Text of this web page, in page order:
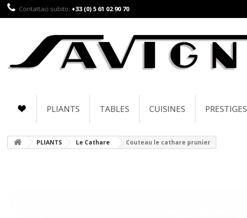
Contattaci subito: +33 (0) 5 61 02 90 70
PLIANTS TABLES CUISINES PRESTIGES
PLIANTS Le Cathare Couteau le cathare prunier